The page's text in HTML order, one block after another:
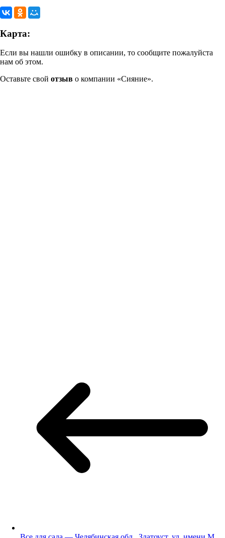
Карта:
Если вы нашли ошибку в описании, то сообщите пожалуйста
нам об этом.
Оставьте свой отзыв о компании «Сияние».